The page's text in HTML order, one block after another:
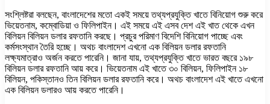
সংশ্লিষ্টরা বলছেন, বাংলাদেশের মতো একই সময়ে তথ্যপ্রযুক্তি খাতে বিনিয়োগ শুরু করে
ভিয়েতনাম, কম্বোডিয়া ও ফিলিপাইন। এই সময়ে এই এসব দেশ এই খাত থেকে এখন
বিলিয়ন বিলিয়ন ডলার রফতানি করছে। প্রচুর পরিমাণ বিদেশি বিনিয়োগ পাচ্ছে এবং
কর্মসংস্থান তৈরি হচ্ছে। অথচ বাংলাদেশ এখনো এক বিলিয়ন ডলার রফতানি
লক্ষ্যমাত্রাও অর্জন করতে পারেনি। জানা যায়, তথ্যপ্রযুক্তি খাতে ভারত বছরে ১৯৮
বিলিয়ন ডলার রফতানি আয় করে। ভিয়েতনাম এই খাতে ৩০ বিলিয়ন, ফিলিপাইন ১৮
বিলিয়ন, পকিস্তানও তিন বিলিয়ন ডলার রফতানি করে। অথচ বাংলাদেশ এই খাতে এখনো
এক বিলিয়ন ডলারও আয় করতে পারেনি।